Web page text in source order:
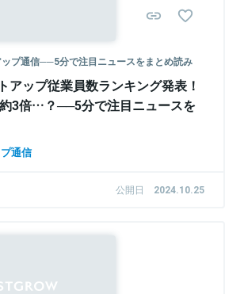
プ通信──5分で注目ニュースをまとめ読み
アップ従業員数ランキング発表！
3倍…？──5分で注目ニュースを
通信
公開日 2024.10.25